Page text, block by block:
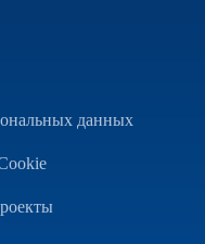
данных